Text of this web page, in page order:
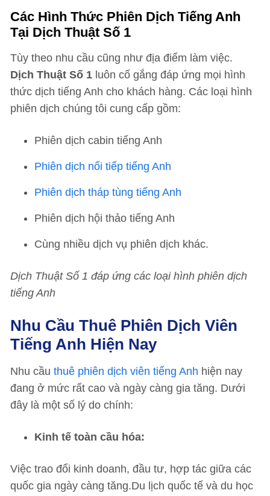
Các Hình Thức Phiên Dịch Tiếng Anh
Tại Dịch Thuật Số 1
Tùy theo nhu cầu cũng như địa điểm làm việc.
Dịch Thuật Số 1 luôn cố gắng đáp ứng mọi hình
thức dịch tiếng Anh cho khách hàng. Các loại hình
phiên dịch chúng tôi cung cấp gồm:
Phiên dịch cabin tiếng Anh
Phiên dịch nối tiếp tiếng Anh
Phiên dịch tháp tùng tiếng Anh
Phiên dịch hội thảo tiếng Anh
Cùng nhiều dịch vụ phiên dịch khác.
Dịch Thuật Số 1 đáp ứng các loại hình phiên dịch
tiếng Anh
Nhu Cầu Thuê Phiên Dịch Viên
Tiếng Anh Hiện Nay
Nhu cầu thuê phiên dịch viên tiếng Anh hiện nay
đang ở mức rất cao và ngày càng gia tăng. Dưới
đây là một số lý do chính:
Kinh tế toàn cầu hóa:
Việc trao đổi kinh doanh, đầu tư, hợp tác giữa các
quốc gia ngày càng tăng.Du lịch quốc tế và du học